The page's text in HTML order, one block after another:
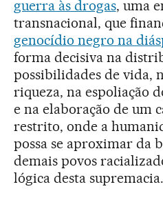
guerra às drogas, uma
transnacional, que
genocídio negro na
forma decisiva na
possibilidades de vida,
riqueza, na espoliação
e na elaboração de um
restrito, onde a
possa se aproximar da
demais povos
lógica desta supremacia.